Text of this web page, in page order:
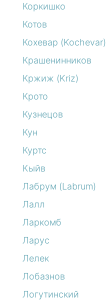
Коркишко
Котов
Кохевар (Kochevar)
Крашенинников
Кржиж (Kriz)
Крото
Кузнецов
Кун
Куртс
Кыйв
Лабрум (Labrum)
Лалл
Ларкомб
Ларус
Лелек
Лобазнов
Логутинский